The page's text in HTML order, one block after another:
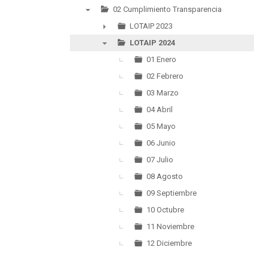
02 Cumplimiento Transparencia
►
LOTAIP 2023
LOTAIP 2024
01 Enero
02 Febrero
03 Marzo
04 Abril
05 Mayo
06 Junio
07 Julio
08 Agosto
09 Septiembre
10 Octubre
11 Noviembre
12 Diciembre